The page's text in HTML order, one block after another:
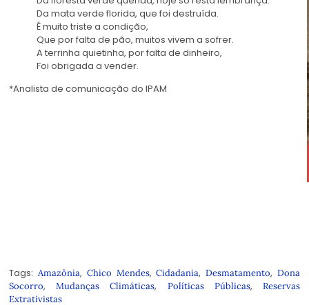
Da mata verde florida, que foi destruída.
É muito triste a condição,
Que por falta de pão, muitos vivem a sofrer.
A terrinha quietinha, por falta de dinheiro,
Foi obrigada a vender.
*Analista de comunicação do IPAM
Tags: Amazônia, Chico Mendes,Cidadania,Desmatamento,Dona
Socorro,Mudanças Climáticas, Políticas Públicas,Reservas
Extrativistas